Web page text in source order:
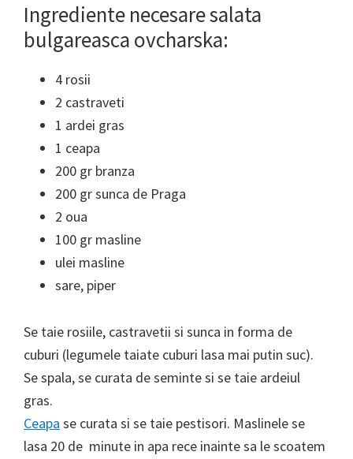
Ingrediente necesare salata
bulgareasca ovcharska:
4 rosii
2 castraveti
1 ardei gras
1 ceapa
200 gr branza
200 gr sunca de Praga
2 oua
100 gr masline
ulei masline
sare, piper
Se taie rosiile, castravetii si sunca in forma de
cuburi (legumele taiate cuburi lasa mai putin suc).
Se spala, se curata de seminte si se taie ardeiul
gras.
Ceapa se curata si se taie pestisori. Maslinele se
lasa 20 de minute in apa rece inainte sa le scoatem